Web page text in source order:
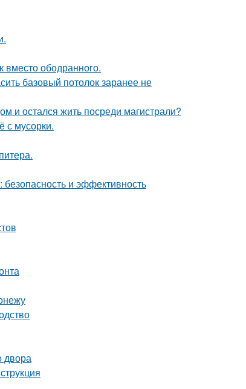
вместо ободранного.
базовый потолок заранее не
и остался жить посреди магистрали?
с мусорки.
и эффективность
двора